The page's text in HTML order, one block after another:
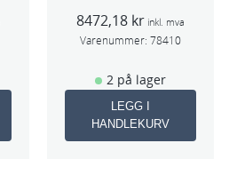
3mm slag
70×198
8472,18 kr inkl. mva
Varenummer: 78410
2 på lager
LEGG I
HANDLEKURV